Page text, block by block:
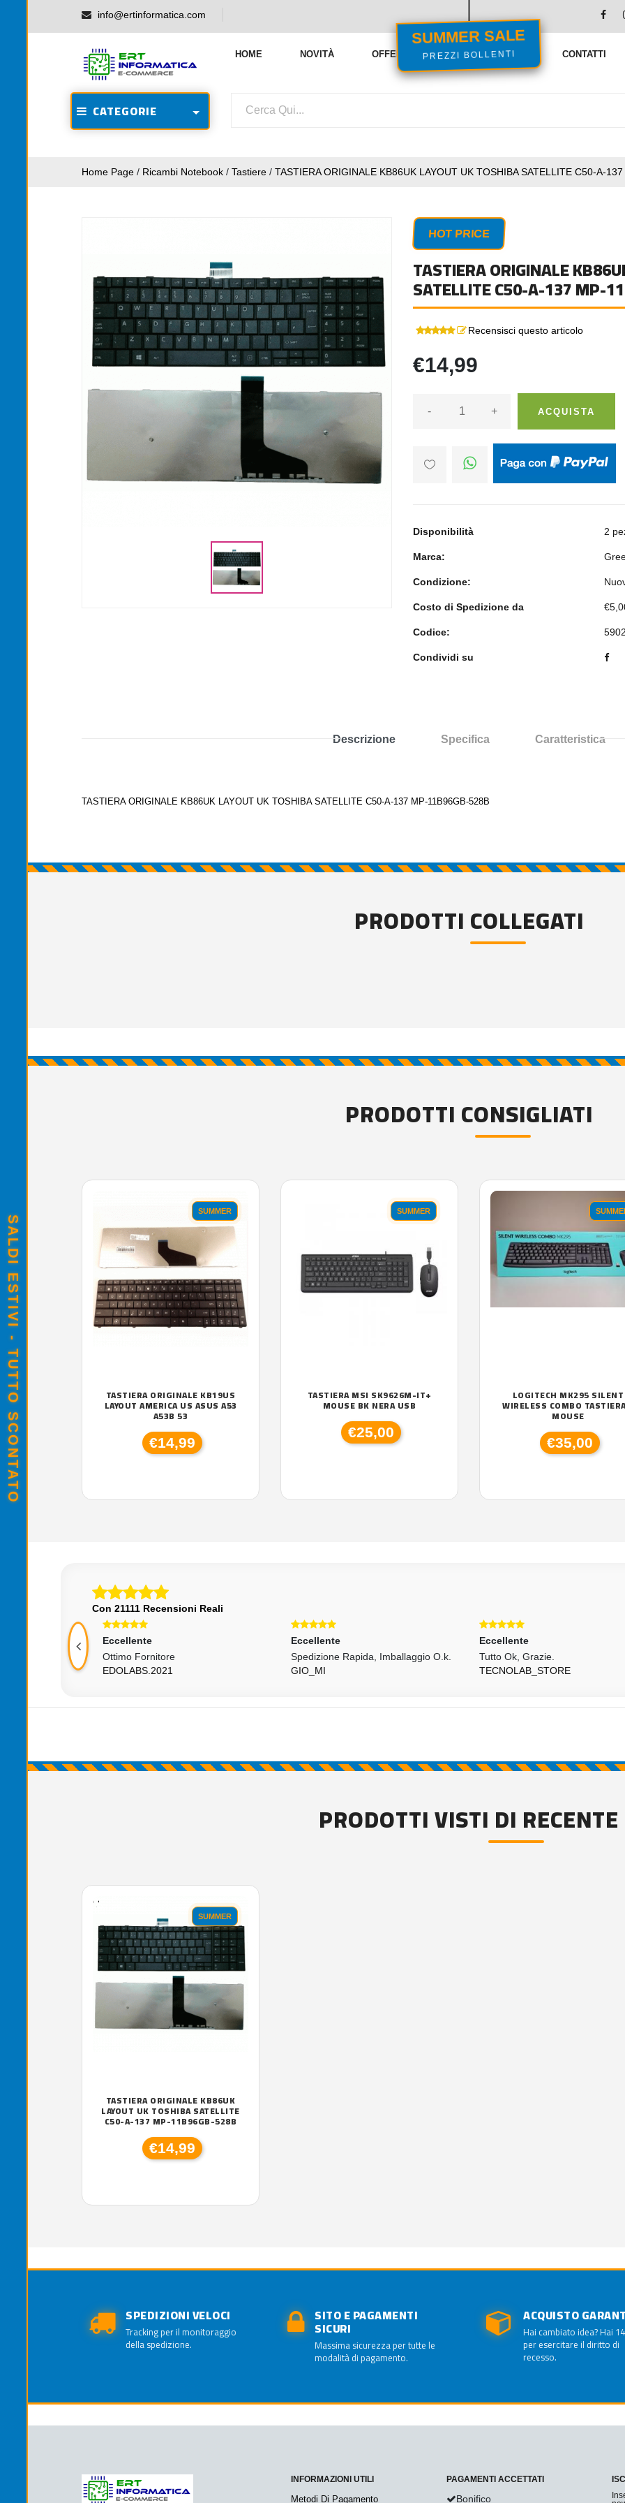
SUMMER SALE
PREZZI BOLLENTI
info@ertinformatica.com
HOME NOVITÀ OFFERTE VENDITE FLASH CONTATTI
CATEGORIE
Home Page / Ricambi Notebook / Tastiere / TASTIERA ORIGINALE KB86UK LAYOUT UK TOSHIBA SATELLITE C50-A-
HOT PRICE
TASTIERA ORIGINALE
SATELLITE C50-A-137 MP-
Recensisci questo articolo
€14,99
- + ACQUISTA
Disponibilità 2
Marca:
Condizione:
Costo di Spedizione da
Codice:
Condividi su
Descrizione Specifica Caratteristica
TASTIERA ORIGINALE KB86UK LAYOUT UK TOSHIBA SATELLITE C50-A-137 MP-11B96GB-528B
PRODOTTI COLLEGATI
PRODOTTI CONSIGLIATI
SUMMER
TASTIERA ORIGINALE KB19US
LAYOUT AMERICA US ASUS A53
A53B 53
€14,99
SUMMER
TASTIERA MSI SK9626M-IT+
MOUSE BK NERA USB
€25,00
LOGITECH MK295 SILENT
WIRELESS COMBO
MOUSE
€35,00
Con 21111 Recensioni Reali
Eccellente
Ottimo Fornitore
EDOLABS.2021
Eccellente
Spedizione Rapida, Imballaggio O.k.
GIO_MI
Eccellente
Tutto Ok, Grazie.
TECNOLAB_STORE
PRODOTTI VISTI DI RECENTE
'.'
SUMMER
TASTIERA ORIGINALE KB86UK
LAYOUT UK TOSHIBA SATELLITE
C50-A-137 MP-11B96GB-528B
€14,99
SPEDIZIONI VELOCI
Tracking per il monitoraggio
della spedizione.
SITO E PAGAMENTI
SICURI
Massima sicurezza per tutte le
modalità di pagamento.
ACQUISTO
Hai cambiato idea? Hai
per esercitare il diritto di
recesso.
INFORMAZIONI UTILI
Metodi Di Pagamento
PAGAMENTI ACCETTATI
Bonifico
SALDI ESTIVI - TUTTO SCONTATO